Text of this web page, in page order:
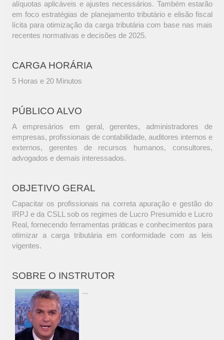
alíquotas aplicáveis e ajustes necessários. Também estarão
em foco estratégias de planejamento tributário e elisão fiscal
lícita para otimização da carga tributária com base nas mais
recentes normativas e decisões de 2025.
CARGA HORÁRIA
5 Horas e 20 Minutos
PÚBLICO ALVO
A empresários em geral, gerentes, administradores de
empresas, profissionais de contabilidade, auditores internos e
externos, gerentes de recursos humanos, consultores,
advogados e demais interessados.
OBJETIVO GERAL
Capacitar os profissionais na correta apuração e gestão do
IRPJ e da CSLL sob os regimes de Lucro Presumido e Lucro
Real, fornecendo ferramentas práticas e conhecimentos para
otimizar a carga tributária em conformidade com as leis
vigentes.
SOBRE O INSTRUTOR
...